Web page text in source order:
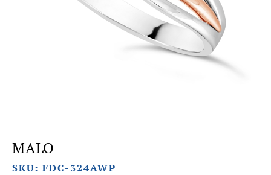
MALO
SKU: FDC-324AWP